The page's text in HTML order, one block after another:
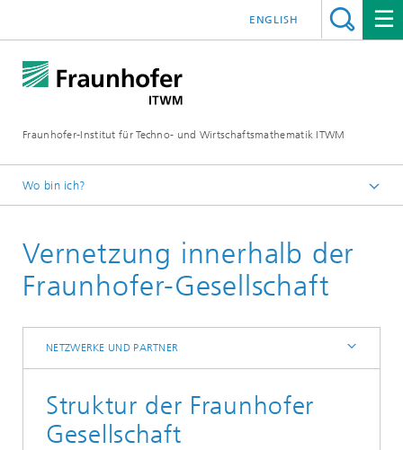
Fraunhofer-Institut für Techno- und Wirtschaftsmathematik ITWM
ENGLISH
Wo bin ich?
Über uns
Netzwerke und Partner
Vernetzung innerhalb der
Fraunhofer-Gesellschaft
NETZWERKE UND PARTNER
Struktur der Fraunhofer
Gesellschaft